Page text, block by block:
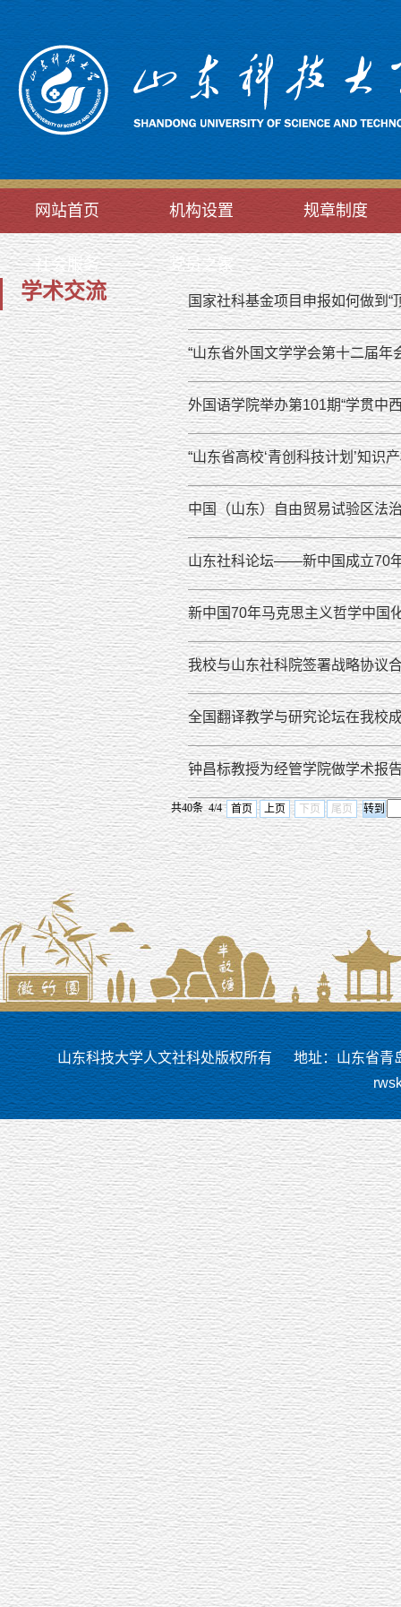
网站首页 机构设置 规章制度
社会服务 党员之家
学术交流 国家社科基金项目申报如何做到“
“山东省外国文学学会第十二届年
外国语学院举办第101期“学贯中
“山东省高校‘青创科技计划’知识
中国（山东）自由贸易试验区法
山东社科论坛——新中国成立70
新中国70年马克思主义哲学中国
我校与山东社科院签署战略协议
全国翻译教学与研究论坛在我校
钟昌标教授为经管学院做学术报
共40条 4/4 首页 上页 下页 尾页
山东科技大学人文社科处版权所有
地址：山东省